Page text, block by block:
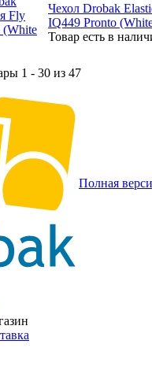
Чехол Drobak
IQ449 Pronto
Товар есть в
1 - 30 из 47
Полная